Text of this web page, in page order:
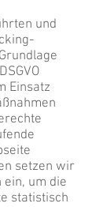
und
Einsatz
setzen wir
ein, um die
statistisch